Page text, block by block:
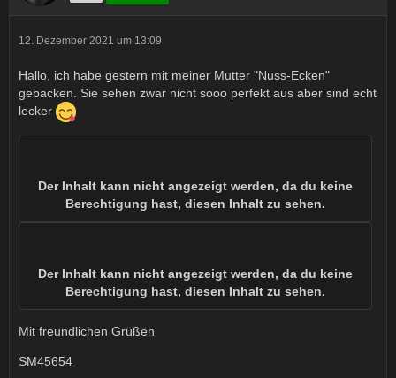
12. Dezember 2021 um 13:09
Hallo, ich habe gestern mit meiner Mutter "Nuss-Ecken"
gebacken. Sie sehen zwar nicht sooo perfekt aus aber sind echt
lecker
Der Inhalt kann nicht angezeigt werden, da du keine
Berechtigung hast, diesen Inhalt zu sehen.
Der Inhalt kann nicht angezeigt werden, da du keine
Berechtigung hast, diesen Inhalt zu sehen.
Mit freundlichen Grüßen
SM45654